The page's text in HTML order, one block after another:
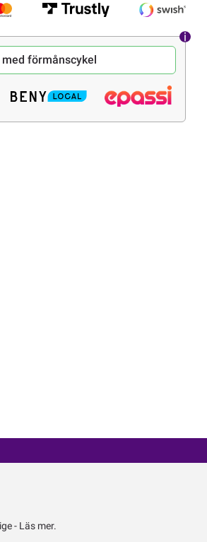
med förmånscykel
- Läs mer.